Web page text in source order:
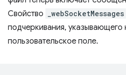
Свойство
_webSocketMessages
подчеркивания, указывающего
пользовательское поле.